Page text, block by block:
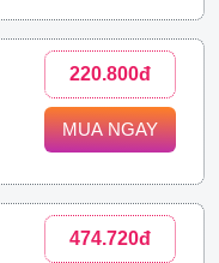
220.800đ
MUA NGAY
474.720đ